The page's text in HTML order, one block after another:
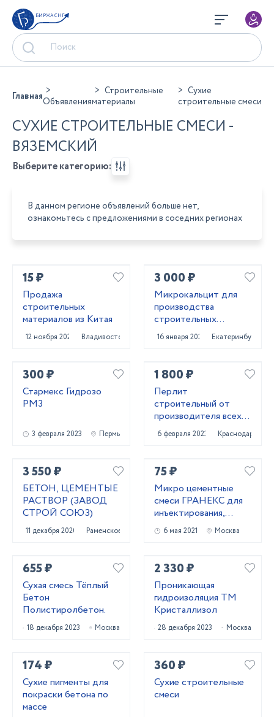
БИРЖА СНГ
ГлавнаяОбъявления
Строительные
материалы
Сухие
строительные смеси
СУХИЕ СТРОИТЕЛЬНЫЕ СМЕСИ -
ВЯЗЕМСКИЙ
Выберите категорию:
В данном регионе объявлений больше нет,
ознакомьтесь с предложениями в соседних регионах
15 ₽
Продажа
строительных
материалов из Китая
12 ноября 2020 Владивосток
3 000 ₽
Микрокальцит для
производства
строительных
материалов
16 января 2022 Екатеринбург
300 ₽
Стармекс Гидрозо
РМ3
3 февраля 2023 Пермь
1 800 ₽
Перлит
строительный от
производителя всех
марок
6 февраля 2023 Краснодар
3 550 ₽
БЕТОН, ЦЕМЕНТЫЕ
РАСТВОР (ЗАВОД
СТРОЙ СОЮЗ)
11 декабря 2020 Раменское
75 ₽
Микро цементные
смеси ГРАНЕКС для
инъектирования,
укрепления кирпичной
кладки
6 мая 2021 Москва
655 ₽
Сухая смесь Тёплый
Бетон
Полистиролбетон.
18 декабря 2023 Москва
2 330 ₽
Проникающая
гидроизоляция ТМ
Кристаллизол
28 декабря 2023 Москва
174 ₽
Сухие пигменты для
покраски бетона по
массе
360 ₽
Сухие строительные
смеси